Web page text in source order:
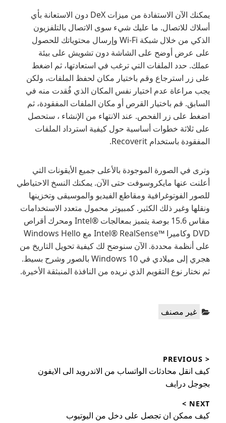
يمكنك الآن الاستفادة من ميزات DeX دون الاستعانة بأي
أسلاك للاتصال. ما عليك شيء سوى الاتصال بالتلفزيون
الذكي من خلال شبكة Wi-Fi وإرسال محتوياتك للحصول
على عرض أوضح على الشاشة دون تشويش على بيئة
عملك. حدد الملفات التي ترغب في استعادتها، ثم اضغط
على زر استرجاع وقم باختيار مكان لحفظ الملفات، ولكن
يجب مراعاة عدم اختيار نفس المكان الذي فُقدت منه في
السابق. قم باختيار القرص أو مكان الملفات المفقودة، ثم
اضغط على زر الفحص. عند الانتهاء من الإنشاء ، ستحصل
على ثلاثة خطوات أساسية حول كيفية استرداد الملفات
المفقودة باستخدام Recoverit.
وترى في الصورة الموجودة بالأعلى جميع الأيقونات التي
أعلنت عنها مايكروسوفت حتى الآن. يمكنك النسخ الاحتياطي
للصور الفوتوغرافية ومقاطع الفيديو والموسيقى وتخزينها
ونقلها وغير ذلك الكثير. كمبيوتر محمول متعدد الاستخدامات
مقاس 15.6 بوصة يتميز بمعالجات Intel®‎ ومحرك أقراص
DVD وكاميرا Intel® RealSense™‎‏ ‎مع Windows Hello
على أنظمة محددة. الآن سنوضح لك كيفية تحويل التاريخ من
هجري إلى ميلادي في Windows 10 بالصور وشرح بسيط.
ثم نختار نوع التقويم الذي نريده من النافذة المنبثقة الأخيرة.
Categories:
غير مصنف
المقالات
< PREVIOUS
Previous
post:
كيف انقل محادثات الواتساب من الاندرويد الى الايفون
بجوجل درايف
NEXT >
Next
كيف ممكن ان تجصل على دخل من اليوتيوب